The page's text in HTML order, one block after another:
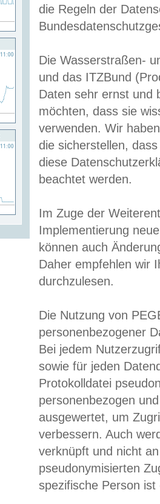
die Regeln der
Die Wasserstraßen-
und das ITZBund
Daten sehr ernst und
möchten, dass sie
verwenden. Wir
die sicherstellen,
diese
beachtet werden.
Im Zuge der
Implementierung
können auch
Daher empfehlen wir
durchzulesen.
Die Nutzung von
personenbezogener
Bei jedem
sowie für jeden
Protokolldatei
personenbezogen
ausgewertet, um
verbessern. Auch
verknüpft und nicht
pseudonymisierten
spezifische Person